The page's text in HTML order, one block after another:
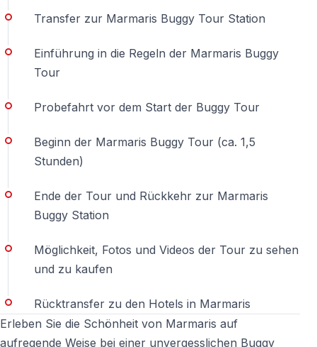
Transfer zur Marmaris Buggy Tour Station
Einführung in die Regeln der Marmaris Buggy
Tour
Probefahrt vor dem Start der Buggy Tour
Beginn der Marmaris Buggy Tour (ca. 1,5
Stunden)
Ende der Tour und Rückkehr zur Marmaris
Buggy Station
Möglichkeit, Fotos und Videos der Tour zu sehen
und zu kaufen
Rücktransfer zu den Hotels in Marmaris
Erleben Sie die Schönheit von Marmaris auf
aufregende Weise bei einer unvergesslichen Buggy